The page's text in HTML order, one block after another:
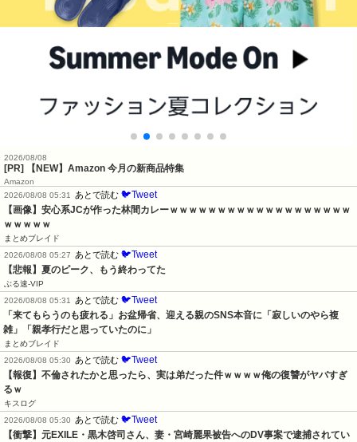
2026/08/08
[PR] 【NEW】Amazon 今月の新商品特集
Amazon
2026/08/08 05:31
あとで読む 🐦Tweet
【画像】安心系JCが作った林間カレーｗｗｗｗｗｗｗｗｗｗｗｗｗｗｗｗｗｗｗ
ｗｗｗｗｗ
まとめブレイド
2026/08/08 05:27
あとで読む 🐦Tweet
【悲報】夏のピーク、もう終わってた
ぶる速-VIP
2026/08/08 05:31
あとで読む 🐦Tweet
「来てもらうのも疲れる」お盆帰省、迎える親のSNS本音に「寂しいのやら複
雑」「親孝行だと思っていたのに」
まとめブレイド
2026/08/08 05:30
あとで読む 🐦Tweet
【報復】不倫されたかと思ったら、実は弟だった件ｗｗｗｗ俺の復讐がヤバすぎ
るｗ
キスログ
2026/08/08 05:30
あとで読む 🐦Tweet
【衝撃】元EXILE・黒木啓司さん、妻・宮崎麗果被告へのDV事案で逮捕されてい